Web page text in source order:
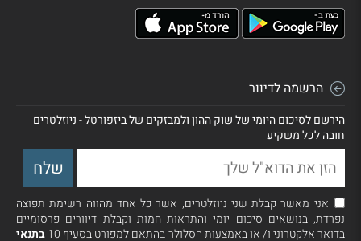
הרשמה לדיוור
הירשם לסיכום היומי של שוק ההון ולמבזקים של ביזפורטל - ניוזלטרים
חובה לכל משקיע
אני מאשר קבלת שני ניוזלטרים, אשר כל אחד מהווה רשימת תפוצה
נפרדת, בנושאים סיכום יומי והתראות חמות וקבלת דיוורים פרסומיים
בדואר אלקטרוני ו/ או באמצעות הסלולר בהתאם למפורט בסעיף 10
בתנאי